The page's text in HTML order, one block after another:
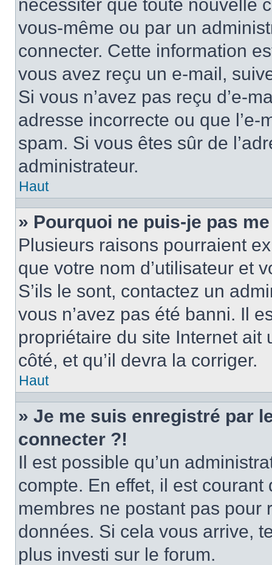
nécessiter que toute nouvelle
vous-même ou par un
connecter. Cette information
vous avez reçu un e-mail,
Si vous n’avez pas reçu d’e-
adresse incorrecte ou que
spam. Si vous êtes sûr de
administrateur.
Haut
» Pourquoi ne puis-je pas
Plusieurs raisons pourraient
que votre nom d’utilisateur et
S’ils le sont, contactez un
vous n’avez pas été banni. Il
propriétaire du site Internet
côté, et qu’il devra la corriger.
Haut
» Je me suis enregistré par
connecter ?!
Il est possible qu’un
compte. En effet, il est
membres ne postant pas
données. Si cela vous arrive,
plus investi sur le forum.